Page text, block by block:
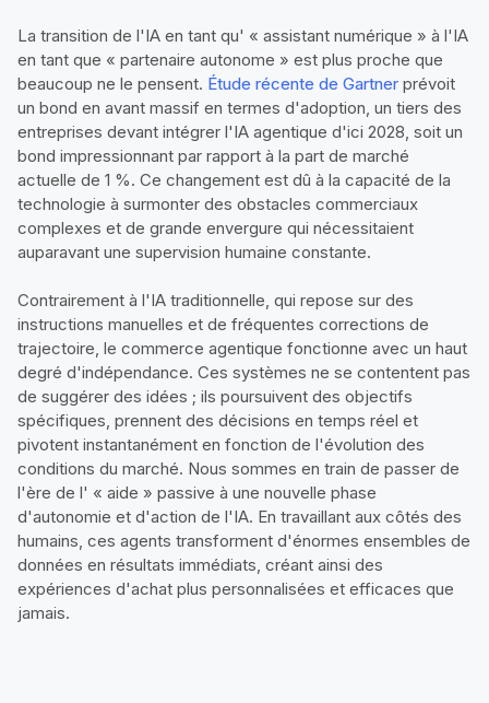
La transition de l'IA en tant qu' « assistant numérique » à l'IA
en tant que « partenaire autonome » est plus proche que
beaucoup ne le pensent. Étude récente de Gartner prévoit
un bond en avant massif en termes d'adoption, un tiers des
entreprises devant intégrer l'IA agentique d'ici 2028, soit un
bond impressionnant par rapport à la part de marché
actuelle de 1 %. Ce changement est dû à la capacité de la
technologie à surmonter des obstacles commerciaux
complexes et de grande envergure qui nécessitaient
auparavant une supervision humaine constante.
Contrairement à l'IA traditionnelle, qui repose sur des
instructions manuelles et de fréquentes corrections de
trajectoire, le commerce agentique fonctionne avec un haut
degré d'indépendance. Ces systèmes ne se contentent pas
de suggérer des idées ; ils poursuivent des objectifs
spécifiques, prennent des décisions en temps réel et
pivotent instantanément en fonction de l'évolution des
conditions du marché. Nous sommes en train de passer de
l'ère de l' « aide » passive à une nouvelle phase
d'autonomie et d'action de l'IA. En travaillant aux côtés des
humains, ces agents transforment d'énormes ensembles de
données en résultats immédiats, créant ainsi des
expériences d'achat plus personnalisées et efficaces que
jamais.